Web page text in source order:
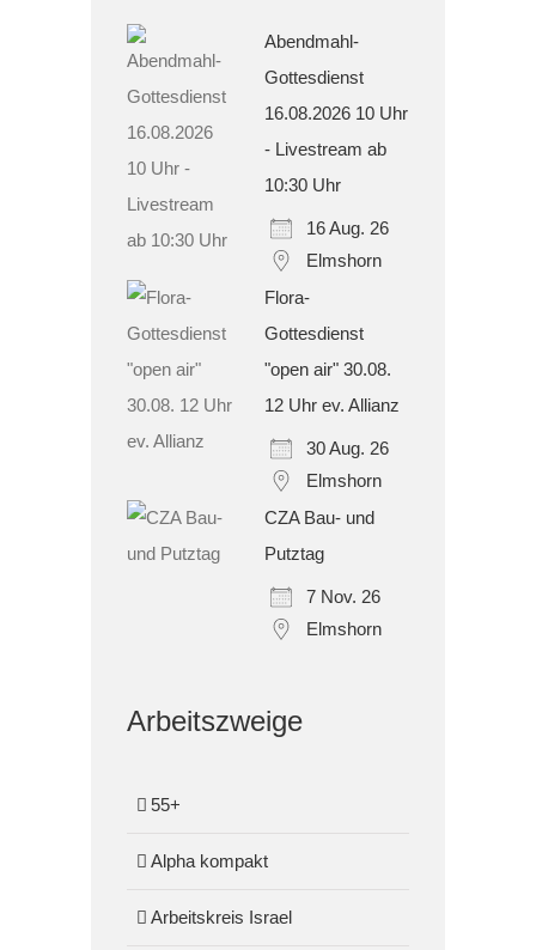
Abendmahl-
Gottesdienst
16.08.2026 10 Uhr
- Livestream ab
10:30 Uhr
16 Aug. 26
Elmshorn
Flora-
Gottesdienst
"open air" 30.08.
12 Uhr ev. Allianz
30 Aug. 26
Elmshorn
CZA Bau- und
Putztag
7 Nov. 26
Elmshorn
Arbeitszweige
55+
Alpha kompakt
Arbeitskreis Israel